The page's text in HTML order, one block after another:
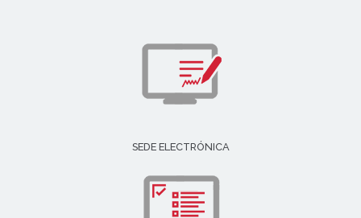
SEDE ELECTRÓNICA